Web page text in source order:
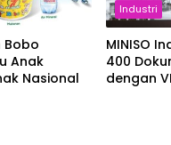
Bobo
Anak
Nasional
Industri
MINISO
400
dengan